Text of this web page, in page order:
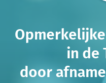
in de
door